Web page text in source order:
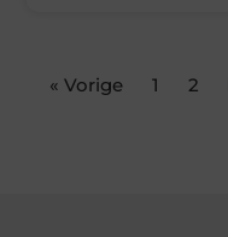
« Vorige 1 2